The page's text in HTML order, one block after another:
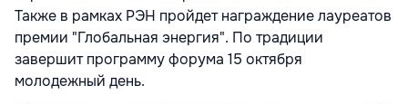
Также в рамках РЭН пройдет награждение лауреатов
премии "Глобальная энергия". По традиции
завершит программу форума 15 октября
молодежный день.